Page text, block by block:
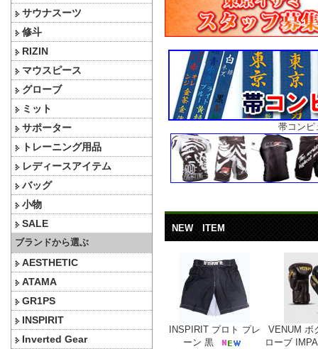
サウナスーツ
修斗
RIZIN
マウスピース
グローブ
ミット
サポーター
トレーニング用品
レディースアイテム
バッグ
小物
SALE
ブランドから選ぶ
AESTHETIC
ATAMA
GR1PS
INSPIRIT
Inverted Gear
帯コンピ
NEW ITEM
INSPIRIT プロト プレ
ーン 黒
VENUM ボ
ローブ